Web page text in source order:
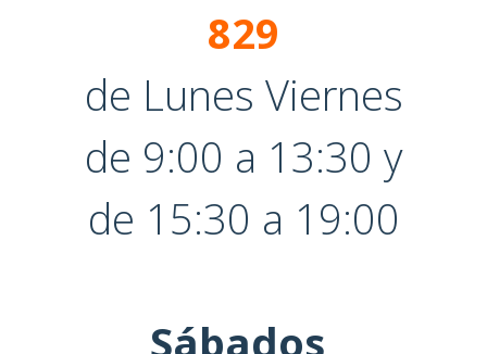
829
de Lunes Viernes
de 9:00 a 13:30 y
de 15:30 a 19:00
Sábados,